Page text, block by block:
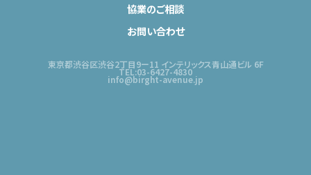
協業のご相談
お問い合わせ
東京都渋谷区渋谷2丁目9ー11 インテリックス青山通ビル 6F
TEL:03-6427-4830
info@birght-avenue.jp